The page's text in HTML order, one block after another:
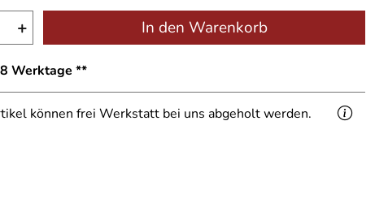
+ In den Warenkorb
Werktage **
können frei Werkstatt bei uns abgeholt werden.